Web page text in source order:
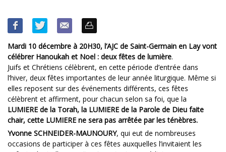
Mardi 10 décembre à 20H30, l’AJC de Saint-Germain en Lay vont
célébrer Hanoukah et Noel : deux fêtes de lumière.
Juifs et Chrétiens célèbrent, en cette période d’entrée dans
l’hiver, deux fêtes importantes de leur année liturgique. Même si
elles reposent sur des événements différents, ces fêtes
célèbrent et affirment, pour chacun selon sa foi, que la
LUMIERE de la Torah, la LUMIERE de la Parole de Dieu faite
chair, cette LUMIERE ne sera pas arrêtée par les ténèbres.
Yvonne SCHNEIDER-MAUNOURY, qui eut de nombreuses
occasions de participer à ces fêtes auxquelles l’invitaient les